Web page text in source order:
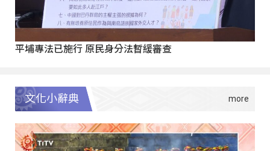
平埔專法已施行 原民身分法暫緩審查
文化小辭典